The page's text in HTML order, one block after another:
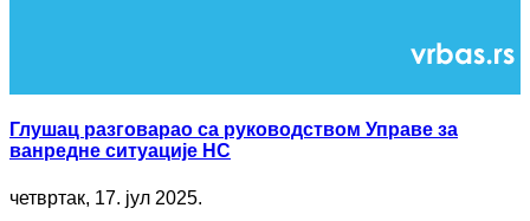
Глушац разговарао са руководством Управе за
ванредне ситуације НС
четвртак, 17. јул 2025.